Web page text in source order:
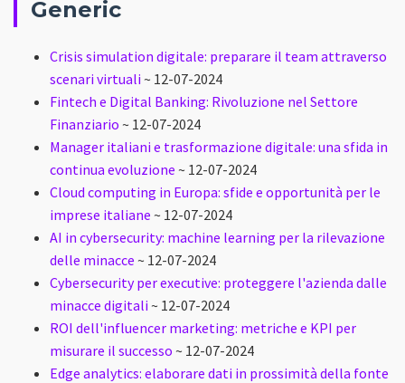
Generic
Crisis simulation digitale: preparare il team attraverso
scenari virtuali~ 12-07-2024
Fintech e Digital Banking: Rivoluzione nel Settore
Finanziario ~ 12-07-2024
Manager italiani e trasformazione digitale: una sfida in
continua evoluzione ~ 12-07-2024
Cloud computing in Europa: sfide e opportunità per le
imprese italiane ~ 12-07-2024
AI in cybersecurity: machine learning per la rilevazione
delle minacce ~ 12-07-2024
Cybersecurity per executive: proteggere l'azienda dalle
minacce digitali~ 12-07-2024
ROI dell'influencer marketing: metriche e KPI per
misurare il successo ~ 12-07-2024
Edge analytics: elaborare dati in prossimità della fonte